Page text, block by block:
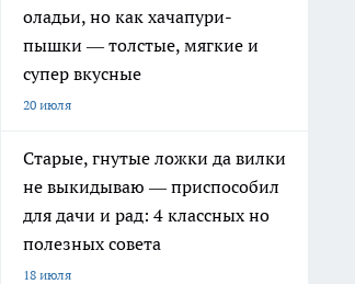
оладьи, но как хачапури-
пышки — толстые, мягкие и
супер вкусные
20 июля
Старые, гнутые ложки да вилки
не выкидываю — приспособил
для дачи и рад: 4 классных но
полезных совета
18 июля